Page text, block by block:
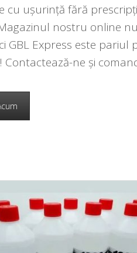
cu ușurință fără
nostru online
Express este pariul
ne și